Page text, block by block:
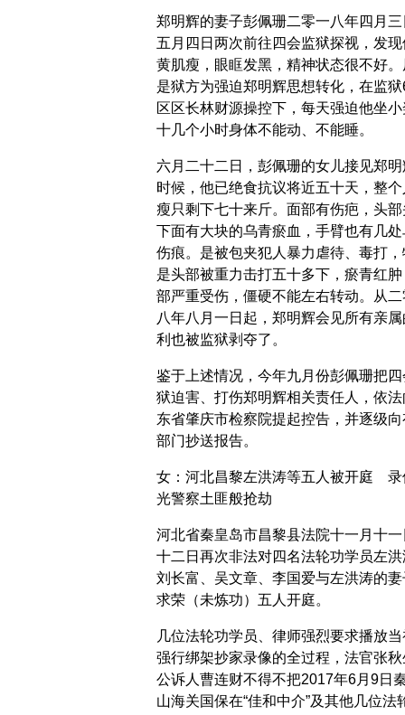
郑明辉的妻子彭佩珊二零一八年四月三
五月四日两次前往四会监狱探视，发现
黄肌瘦，眼眶发黑，精神状态很不好。
是狱方为强迫郑明辉思想转化，在监
区区长林财源操控下，每天强迫他坐
十几个小时身体不能动、不能睡。
六月二十二日，彭佩珊的女儿接见郑明
时候，他已绝食抗议将近五十天，整个
瘦只剩下七十来斤。面部有伤疤，头部
下面有大块的乌青瘀血，手臂也有几处
伤痕。是被包夹犯人暴力虐待、毒打，
是头部被重力击打五十多下，瘀青红肿
部严重受伤，僵硬不能左右转动。从二
八年八月一日起，郑明辉会见所有亲
利也被监狱剥夺了。
鉴于上述情况，今年九月份彭佩珊把四
狱迫害、打伤郑明辉相关责任人，依法
东省肇庆市检察院提起控告，并逐级向
部门抄送报告。
女：河北昌黎左洪涛等五人被开庭 录
光警察土匪般抢劫
河北省秦皇岛市昌黎县法院十一月十一
十二日再次非法对四名法轮功学员左洪
刘长富、吴文章、李国爱与左洪涛的妻
求荣（未炼功）五人开庭。
几位法轮功学员、律师强烈要求播放
强行绑架抄家录像的全过程，法官张秋
公诉人曹连财不得不把2017年6月9日
山海关国保在“佳和中介”及其他几位法